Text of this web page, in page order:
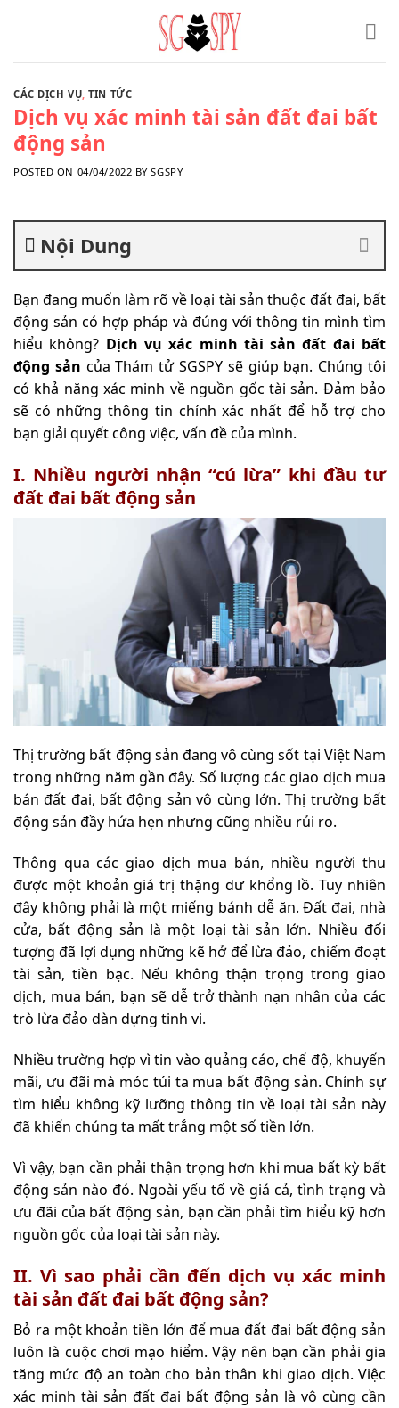
CÁC DỊCH VỤ,TIN TỨC
Dịch vụ xác minh tài sản đất đai bất
động sản
POSTED ON 04/04/2022 BYSGSPY
Nội Dung
Bạn đang muốn làm rõ về loại tài sản thuộc đất đai, bất
động sản có hợp pháp và đúng với thông tin mình tìm
hiểu không? Dịch vụ xác minh tài sản đất đai bất
động sản của Thám tử SGSPY sẽ giúp bạn. Chúng tôi
có khả năng xác minh về nguồn gốc tài sản. Đảm bảo
sẽ có những thông tin chính xác nhất để hỗ trợ cho
bạn giải quyết công việc, vấn đề của mình.
I. Nhiều người nhận “cú lừa” khi đầu tư
đất đai bất động sản
Thị trường bất động sản đang vô cùng sốt tại Việt Nam
trong những năm gần đây. Số lượng các giao dịch mua
bán đất đai, bất động sản vô cùng lớn. Thị trường bất
động sản đầy hứa hẹn nhưng cũng nhiều rủi ro.
Thông qua các giao dịch mua bán, nhiều người thu
được một khoản giá trị thặng dư khổng lồ. Tuy nhiên
đây không phải là một miếng bánh dễ ăn. Đất đai, nhà
cửa, bất động sản là một loại tài sản lớn. Nhiều đối
tượng đã lợi dụng những kẽ hở để lừa đảo, chiếm đoạt
tài sản, tiền bạc. Nếu không thận trọng trong giao
dịch, mua bán, bạn sẽ dễ trở thành nạn nhân của các
trò lừa đảo dàn dựng tinh vi.
Nhiều trường hợp vì tin vào quảng cáo, chế độ, khuyến
mãi, ưu đãi mà móc túi ta mua bất động sản. Chính sự
tìm hiểu không kỹ lưỡng thông tin về loại tài sản này
đã khiến chúng ta mất trắng một số tiền lớn.
Vì vậy, bạn cần phải thận trọng hơn khi mua bất kỳ bất
động sản nào đó. Ngoài yếu tố về giá cả, tình trạng và
ưu đãi của bất động sản, bạn cần phải tìm hiểu kỹ hơn
nguồn gốc của loại tài sản này.
II. Vì sao phải cần đến dịch vụ xác minh
tài sản đất đai bất động sản?
Bỏ ra một khoản tiền lớn để mua đất đai bất động sản
luôn là cuộc chơi mạo hiểm. Vậy nên bạn cần phải gia
tăng mức độ an toàn cho bản thân khi giao dịch. Việc
xác minh tài sản đất đai bất động sản là vô cùng cần